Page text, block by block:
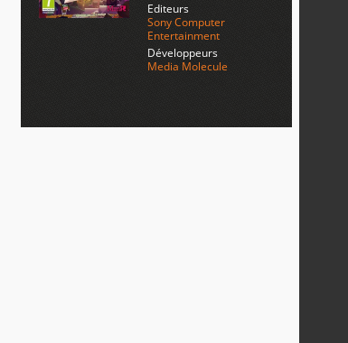
Editeurs
Sony Computer
Entertainment
Développeurs
Media Molecule